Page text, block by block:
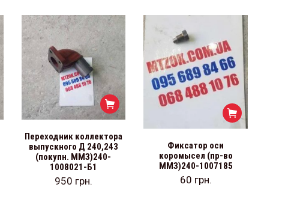
Переходник коллектора
выпускного Д 240,243
(покупн. ММЗ)240-
1008021-Б1
950 грн.
Фиксатор оси
коромысел (пр-во
ММЗ)240-1007185
60 грн.